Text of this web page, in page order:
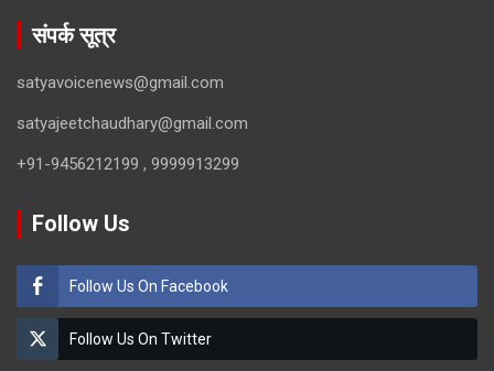
संपर्क सूत्र
satyavoicenews@gmail.com
satyajeetchaudhary@gmail.com
+91-9456212199 , 9999913299
Follow Us
Follow Us On Facebook
Follow Us On Twitter